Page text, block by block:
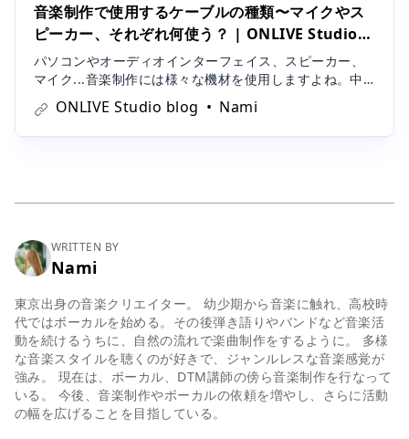
音楽制作で使用するケーブルの種類〜マイクやス
ピーカー、それぞれ何使う？ | ONLIVE Studio
blog
パソコンやオーディオインターフェイス、スピーカー、
マイク...音楽制作には様々な機材を使用しますよね。中
合、接続するケーブルの種類に頭を悩ませている方も多
いのではないでしょうか。今回は、音楽制作で使用する
ONLIVE Studio blog Nami
WRITTEN BY
Nami
東京出身の音楽クリエイター。 幼少期から音楽に触れ、高校時
代ではボーカルを始める。その後弾き語りやバンドなど音楽活
動を続けるうちに、自然の流れで楽曲制作をするように。 多様
な音楽スタイルを聴くのが好きで、ジャンルレスな音楽感覚が
強み。 現在は、ボーカル、DTM講師の傍ら音楽制作を行なって
いる。 今後、音楽制作やボーカルの依頼を増やし、さらに活動
の幅を広げることを目指している。